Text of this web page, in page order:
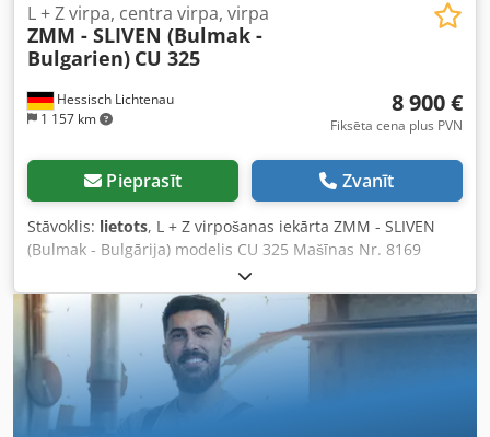
Hessisch Lichtenau
1 157 km
L + Z virpa, centra virpa, virpa
ZMM - SLIVEN (Bulmak -
Bulgarien) CU 325
8 900 €
Fiksēta cena plus PVN
Pieprasīt Zvanīt
Stāvoklis: lietots, L + Z virpošanas iekārta ZMM - SLIVEN
(Bulmak - Bulgārija) modelis CU 325 Mašīnas Nr. 8169
Izgatavošanas gads 2002 Centru attālums: 1000 mm Virs
gultas apstrādes diametrs: 320 mm Centra augstums virs
gultas: 160 mm Virs suportu apstrādes diametrs: 190 mm
Centra augstums virs suportu: 95 mm Vārpstas caurums:
32 mm Vārpstas apgriezieni (pa labi): 85 - 2000 apgr./min,
12 pakāpes Vārpstas apgriezieni (pa kreisi): 130 - 1300
apgr./min, 6 pakāpes Barošana: garenvirziena un